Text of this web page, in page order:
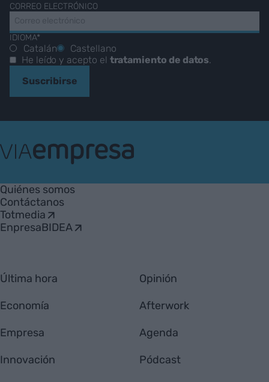
CORREO ELECTRÓNICO
IDIOMA*
Catalán
Castellano
He leído y acepto el tratamiento de datos.
Suscribirse
Empresa
Quiénes somos
Contáctanos
Totmedia
EnpresaBIDEA
Última hora
Economía
Empresa
Innovación
Opinión
Afterwork
Agenda
Pódcast